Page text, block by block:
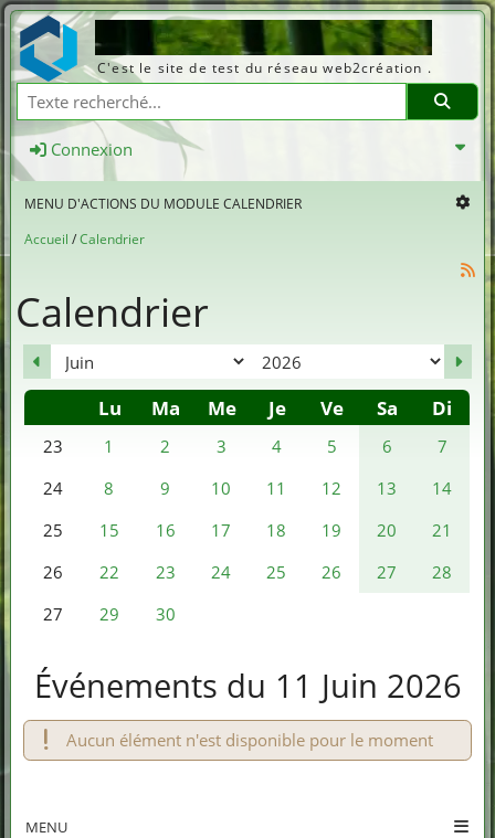
Web2création.info
C'est le site de test du réseau web2création .
Recherche
Connexion
MENU
MENU D'ACTIONS DU MODULE CALENDRIER
Accueil Calendrier
Calendrier
mois
an
Se Lu Ma Me Je Ve Sa Di
23 1 2 3 4 5 6
7
24
8 9 10 11 12 13
14
25
15 16 17 18 19 20
21
26
22 23 24 25 26 27
28
27
29 30
Événements du 11 Juin 2026
Aucun élément n'est disponible pour le moment